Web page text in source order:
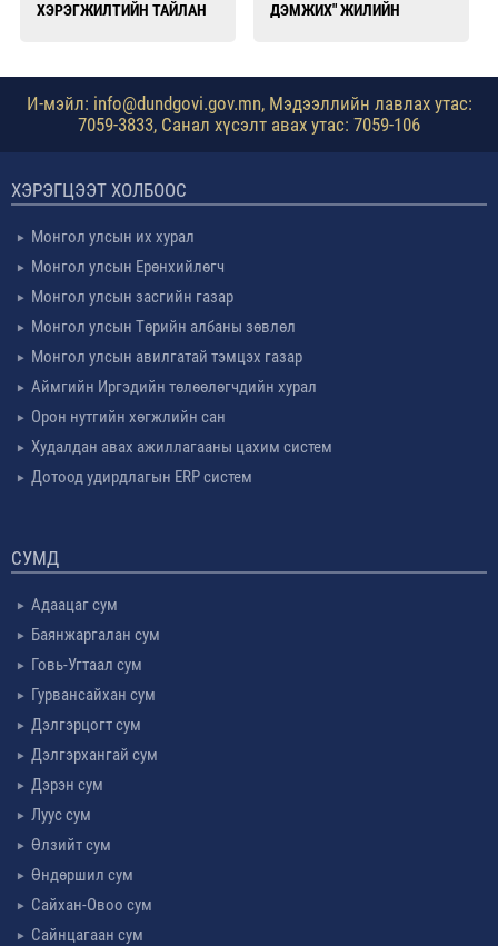
ХЭРЭГЖИЛТИЙН ТАЙЛАН
ДЭМЖИХ" ЖИЛИЙН
И-мэйл: info@dundgovi.gov.mn, Мэдээллийн лавлах утас:
7059-3833, Санал хүсэлт авах утас: 7059-106
ХЭРЭГЦЭЭТ ХОЛБООС
Монгол улсын их хурал
Монгол улсын Ерөнхийлөгч
Монгол улсын засгийн газар
Монгол улсын Төрийн албаны зөвлөл
Монгол улсын авилгатай тэмцэх газар
Аймгийн Иргэдийн төлөөлөгчдийн хурал
Орон нутгийн хөгжлийн сан
Худалдан авах ажиллагааны цахим систем
Дотоод удирдлагын ERP систем
СУМД
Адаацаг сум
Баянжаргалан сум
Говь-Угтаал сум
Гурвансайхан сум
Дэлгэрцогт сум
Дэлгэрхангай сум
Дэрэн сум
Луус сум
Өлзийт сум
Өндөршил сум
Сайхан-Овоо сум
Сайнцагаан сум